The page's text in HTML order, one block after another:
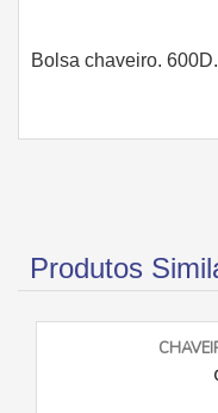
Bolsa chaveiro.
Produtos